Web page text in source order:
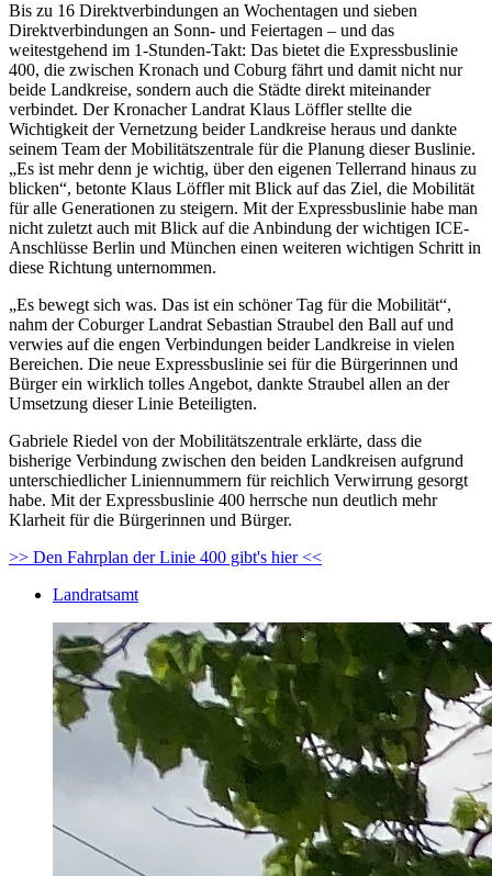
Bis zu 16 Direktverbindungen an Wochentagen und sieben
Direktverbindungen an Sonn- und Feiertagen – und das
weitestgehend im 1-Stunden-Takt: Das bietet die Expressbuslinie
400, die zwischen Kronach und Coburg fährt und damit nicht nur
beide Landkreise, sondern auch die Städte direkt miteinander
verbindet. Der Kronacher Landrat Klaus Löffler stellte die
Wichtigkeit der Vernetzung beider Landkreise heraus und dankte
seinem Team der Mobilitätszentrale für die Planung dieser Buslinie.
„Es ist mehr denn je wichtig, über den eigenen Tellerrand hinaus zu
blicken“, betonte Klaus Löffler mit Blick auf das Ziel, die Mobilität
für alle Generationen zu steigern. Mit der Expressbuslinie habe man
nicht zuletzt auch mit Blick auf die Anbindung der wichtigen ICE-
Anschlüsse Berlin und München einen weiteren wichtigen Schritt in
diese Richtung unternommen.
„Es bewegt sich was. Das ist ein schöner Tag für die Mobilität“,
nahm der Coburger Landrat Sebastian Straubel den Ball auf und
verwies auf die engen Verbindungen beider Landkreise in vielen
Bereichen. Die neue Expressbuslinie sei für die Bürgerinnen und
Bürger ein wirklich tolles Angebot, dankte Straubel allen an der
Umsetzung dieser Linie Beteiligten.
Gabriele Riedel von der Mobilitätszentrale erklärte, dass die
bisherige Verbindung zwischen den beiden Landkreisen aufgrund
unterschiedlicher Liniennummern für reichlich Verwirrung gesorgt
habe. Mit der Expressbuslinie 400 herrsche nun deutlich mehr
Klarheit für die Bürgerinnen und Bürger.
>> Den Fahrplan der Linie 400 gibt's hier <<
Landratsamt